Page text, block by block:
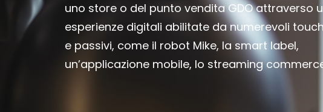
uno store o del punto vendita GDO attraverso
esperienze digitali abilitate da numerevoli
e passivi, come il robot Mike, la smart label,
un’applicazione mobile, lo streaming